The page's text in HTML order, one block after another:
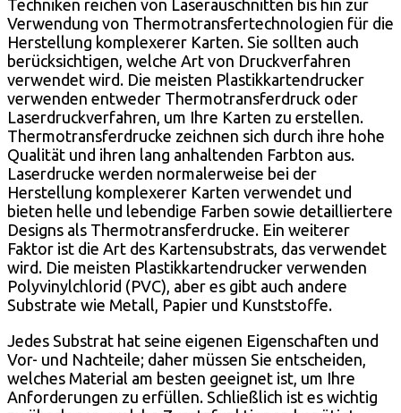
Techniken reichen von Laserauschnitten bis hin zur
Verwendung von Thermotransfertechnologien für die
Herstellung komplexerer Karten. Sie sollten auch
berücksichtigen, welche Art von Druckverfahren
verwendet wird. Die meisten Plastikkartendrucker
verwenden entweder Thermotransferdruck oder
Laserdruckverfahren, um Ihre Karten zu erstellen.
Thermotransferdrucke zeichnen sich durch ihre hohe
Qualität und ihren lang anhaltenden Farbton aus.
Laserdrucke werden normalerweise bei der
Herstellung komplexerer Karten verwendet und
bieten helle und lebendige Farben sowie detailliertere
Designs als Thermotransferdrucke. Ein weiterer
Faktor ist die Art des Kartensubstrats, das verwendet
wird. Die meisten Plastikkartendrucker verwenden
Polyvinylchlorid (PVC), aber es gibt auch andere
Substrate wie Metall, Papier und Kunststoffe.
Jedes Substrat hat seine eigenen Eigenschaften und
Vor- und Nachteile; daher müssen Sie entscheiden,
welches Material am besten geeignet ist, um Ihre
Anforderungen zu erfüllen. Schließlich ist es wichtig